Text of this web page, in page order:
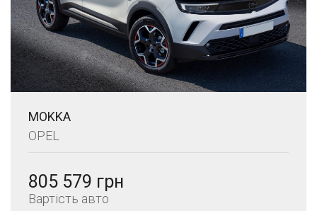
MOKKA
OPEL
805 579 грн
Вартість авто